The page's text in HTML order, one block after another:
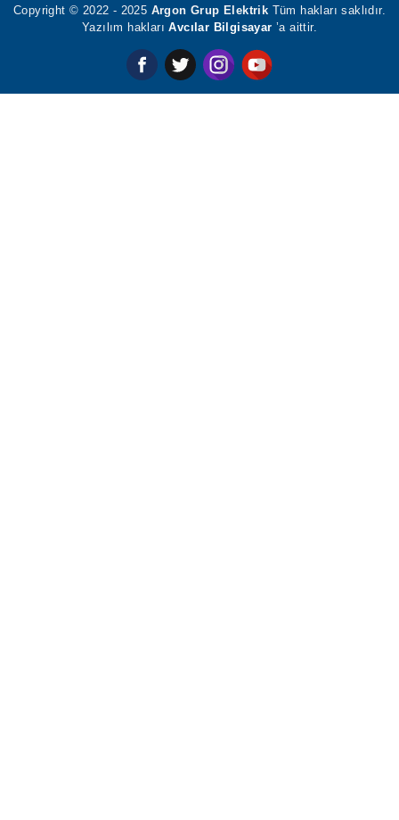
Copyright © 2022 - 2025Argon Grup ElektrikTüm hakları
saklıdır. Yazılım haklarıAvcılar Bilgisayar’a aittir.